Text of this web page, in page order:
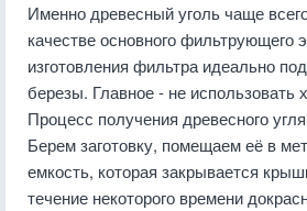
Именно древесный уголь чаще
качестве основного фильтрующего
изготовления фильтра идеально
березы. Главное - не использовать
Процесс получения древесного
Берем заготовку, помещаем её в
емкость, которая закрывается
течение некоторого времени